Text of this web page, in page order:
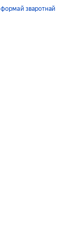
формай зваротнай